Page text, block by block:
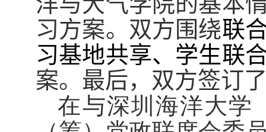
习方案。双方围绕联
习基地共享、学生联
案。最后，双方签订
在与深圳海洋大学